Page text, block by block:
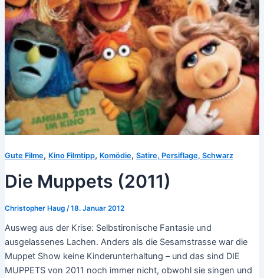
Gute Filme, Kino Filmtipp, Komödie, Satire, Persiflage, Schwarz
Die Muppets (2011)
Christopher Haug /18. Januar 2012
Ausweg aus der Krise: Selbstironische Fantasie und
ausgelassenes Lachen. Anders als die Sesamstrasse war die
Muppet Show keine Kinderunterhaltung – und das sind DIE
MUPPETS von 2011 noch immer nicht, obwohl sie singen und